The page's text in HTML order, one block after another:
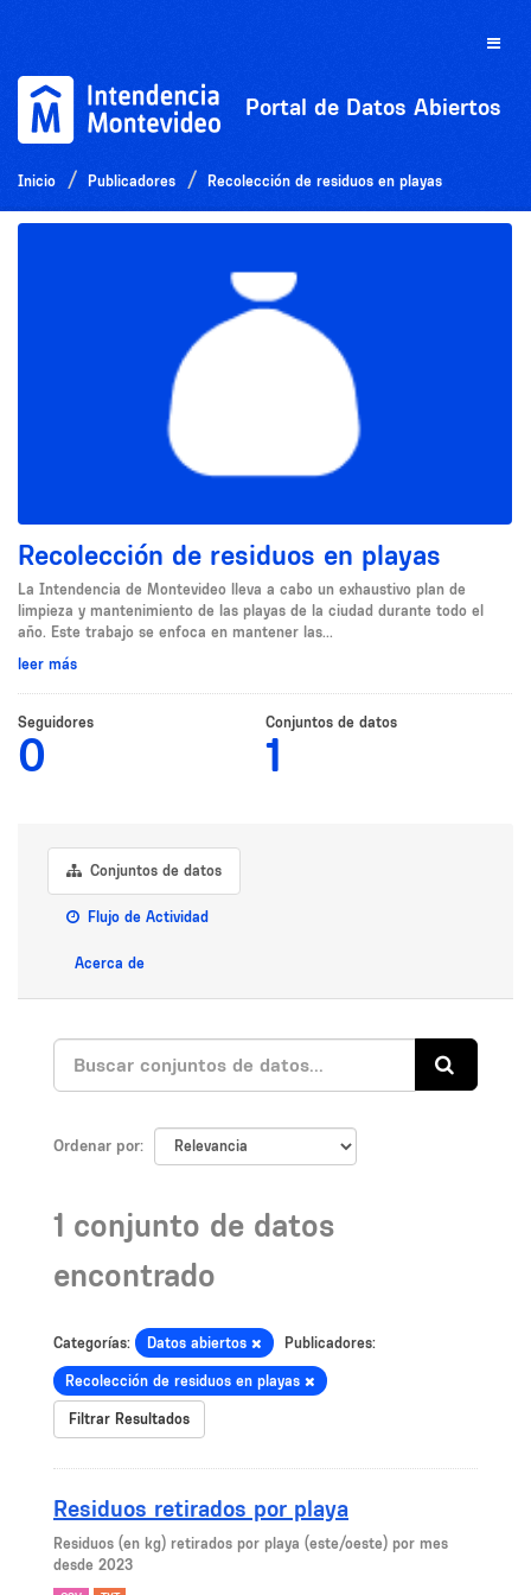
Toggle
Portal de Datos Abiertos
Inicio Publicadores Recolección de residuos en playas
Recolección de residuos en playas
La Intendencia de Montevideo lleva a cabo un exhaustivo plan de
limpieza y mantenimiento de las playas de la ciudad durante todo el
año. Este trabajo se enfoca en mantener las...
leer más
Seguidores
0
Conjuntos de datos
1
Conjuntos de datos
Flujo de Actividad
Acerca de
Ordenar por
1 conjunto de datos
encontrado
Categorías: Datos abiertos Publicadores:
Recolección de residuos en playas
Filtrar Resultados
Residuos retirados por playa
Residuos (en kg) retirados por playa (este/oeste) por mes
desde 2023